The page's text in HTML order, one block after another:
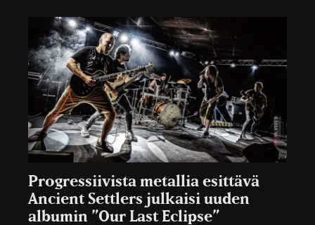
Progressiivista metallia esittävä
Ancient Settlers julkaisi uuden
albumin ”Our Last Eclipse”